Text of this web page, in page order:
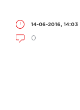
14-06-2016, 14:03
0